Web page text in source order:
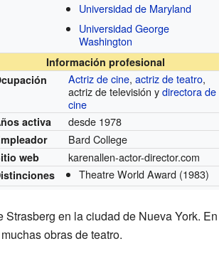
Universidad de Maryland
Universidad George
Washington
Información profesional
Actriz de cine,actriz de teatro,
actriz de televisión ydirectora de
cine
activa desde 1978
Bard College
web karenallen-actor-director.com
Theatre World Award (1983)
en la ciudad de Nueva York. En
obras de teatro.